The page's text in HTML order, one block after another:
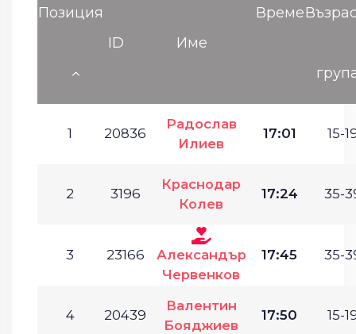
Позиция
ID
Име
Време
1 20836
Радослав
Илиев
17:01 15-
2 3196
Краснодар
Колев
17:24 35-
3 23166
Александър
Червенков
17:45 35-
4 20439
Валентин
Бояджиев
17:50 15-